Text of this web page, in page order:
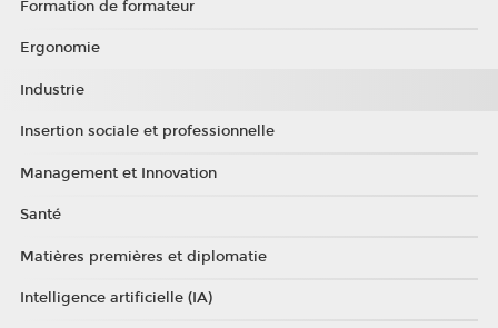
Formation de formateur
Ergonomie
Industrie
Insertion sociale et professionnelle
Management et Innovation
Santé
Matières premières et diplomatie
Intelligence artificielle (IA)